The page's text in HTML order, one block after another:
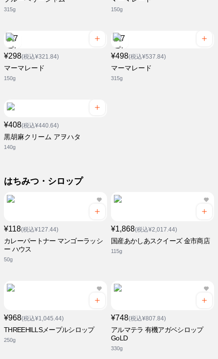
315g 150g
¥298(税込¥321.84)
マーマレード
150g
¥498(税込¥537.84)
マーマレード
315g
¥408(税込¥440.64)
黒胡麻クリーム アヲハタ
140g
はちみつ・シロップ
¥118(税込¥127.44)
カレーパートナー マンゴーラッシ
ー ハウス
50g
¥1,868(税込¥2,017.44)
国産あかしあスクイーズ 金市商店
115g
¥968(税込¥1,045.44)
THREEHILLSメープルシロップ
250g
¥748(税込¥807.84)
アルマテラ 有機アガベシロップ
GoLD
330g